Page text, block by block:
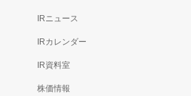
IRニュース
IRカレンダー
IR資料室
株価情報